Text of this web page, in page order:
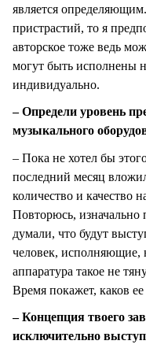
является
пристрастий, то я
авторское тоже ведь
могут быть исполнены
индивидуально.
– Определи уровень
музыкального
– Пока не хотел бы
последний месяц
количество и качество
Повторюсь, изначально
думали, что будут
человек,
аппаратура такое не
Время покажет, каков ее
– Концепция твоего
исключительно